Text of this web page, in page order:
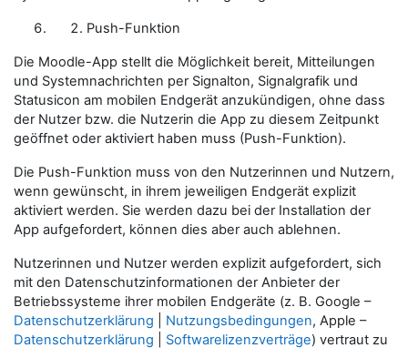
Push-Funktion
Die Moodle-App stellt die Möglichkeit bereit, Mitteilungen
und Systemnachrichten per Signalton, Signalgrafik und
Statusicon am mobilen Endgerät anzukündigen, ohne dass
der Nutzer bzw. die Nutzerin die App zu diesem Zeitpunkt
geöffnet oder aktiviert haben muss (Push-Funktion).
Die Push-Funktion muss von den Nutzerinnen und Nutzern,
wenn gewünscht, in ihrem jeweiligen Endgerät explizit
aktiviert werden. Sie werden dazu bei der Installation der
App aufgefordert, können dies aber auch ablehnen.
Nutzerinnen und Nutzer werden explizit aufgefordert, sich
mit den Datenschutzinformationen der Anbieter der
Betriebssysteme ihrer mobilen Endgeräte (z. B. Google –
Datenschutzerklärung
Nutzungsbedingungen, Apple –
Datenschutzerklärung
Softwarelizenzverträge) vertraut zu